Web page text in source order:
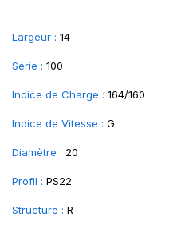
Largeur : 14
Série : 100
Indice de Charge : 164/160
Indice de Vitesse : G
Diamètre : 20
Profil : PS22
Structure : R